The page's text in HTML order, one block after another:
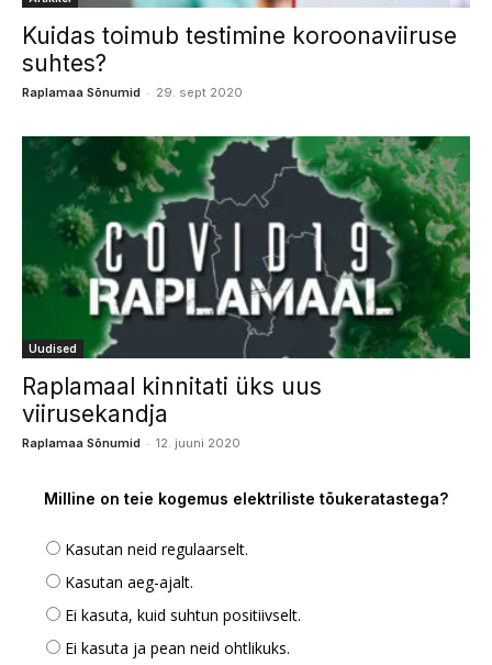
Kuidas toimub testimine koroonaviiruse
suhtes?
Raplamaa Sõnumid - 29. sept 2020
Uudised
Raplamaal kinnitati üks uus
viirusekandja
Raplamaa Sõnumid - 12. juuni 2020
Milline on teie kogemus elektriliste tõukeratastega?
Kasutan neid regulaarselt.
Kasutan aeg-ajalt.
Ei kasuta, kuid suhtun positiivselt.
Ei kasuta ja pean neid ohtlikuks.